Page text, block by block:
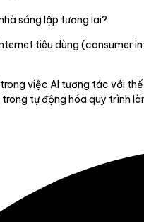
sáng lập tương lai?
tiêu dùng (consumer
việc AI tương tác với
tự động hóa quy trình